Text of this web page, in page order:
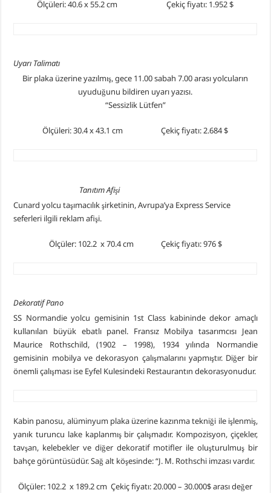
Ölçüleri: 40.6 x 55.2 cm Çekiç fiyatı: 1.952 $
Uyarı Talimatı
Bir plaka üzerine yazılmış, gece 11.00 sabah 7.00 arası yolcuların
uyuduğunu bildiren uyarı yazısı.
“Sessizlik Lütfen”
Ölçüleri: 30.4 x 43.1 cm Çekiç fiyatı: 2.684 $
Tanıtım Afişi
Cunard yolcu taşımacılık şirketinin, Avrupa’ya Express Service
seferleri ilgili reklam afişi.
Ölçüler: 102.2 x 70.4 cm Çekiç fiyatı: 976 $
Dekoratif Pano
SS Normandie yolcu gemisinin 1st Class kabininde dekor amaçlı
kullanılan büyük ebatlı panel. Fransız Mobilya tasarımcısı Jean
Maurice Rothschild, (1902 – 1998), 1934 yılında Normandie
gemisinin mobilya ve dekorasyon çalışmalarını yapmıştır. Diğer bir
önemli çalışması ise Eyfel Kulesindeki Restaurantın dekorasyonudur.
Kabin panosu, alüminyum plaka üzerine kazınma tekniği ile işlenmiş,
yanık turuncu lake kaplanmış bir çalışmadır. Kompozisyon, çiçekler,
tavşan, kelebekler ve diğer dekoratif motifler ile oluşturulmuş bir
bahçe görüntüsüdür. Sağ alt köşesinde: “J. M. Rothschi imzası vardır.
Ölçüler: 102.2 x 189.2 cm Çekiç fiyatı: 20.000 – 30.000$ arası değer